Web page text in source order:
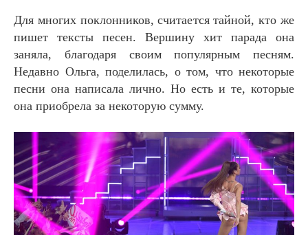
Для многих поклонников, считается тайной, кто же
пишет тексты песен. Вершину хит парада она
заняла, благодаря своим популярным песням.
Недавно Ольга, поделилась, о том, что некоторые
песни она написала лично. Но есть и те, которые
она приобрела за некоторую сумму.